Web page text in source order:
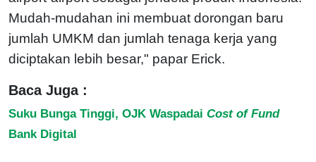
Mudah-mudahan ini membuat dorongan baru
jumlah UMKM dan jumlah tenaga kerja yang
diciptakan lebih besar," papar Erick.
Baca Juga :
Suku Bunga Tinggi, OJK Waspadai Cost of Fund
Bank Digital